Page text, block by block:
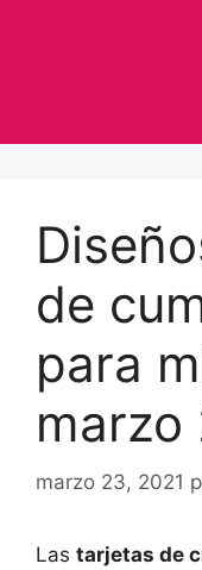
de
para
marzo
marzo 23, 2021
Las tarjetas de